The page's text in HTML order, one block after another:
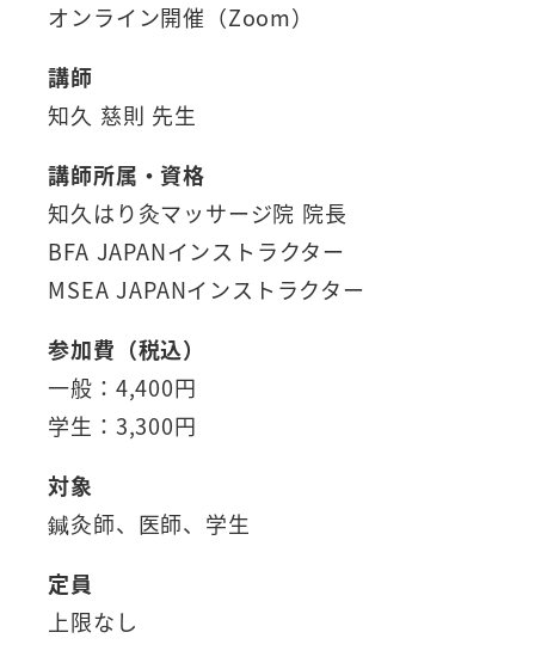
オンライン開催（Zoom）
講師
知久 慈則 先生
講師所属・資格
知久はり灸マッサージ院 院長
BFA JAPANインストラクター
MSEA JAPANインストラクター
参加費（税込）
一般：4,400円
学生：3,300円
対象
鍼灸師、医師、学生
定員
上限なし